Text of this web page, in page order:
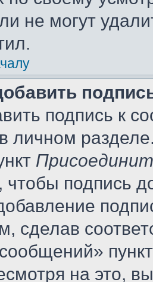
не могут
подпись к
личном
чтобы подпись
сделав
на это,